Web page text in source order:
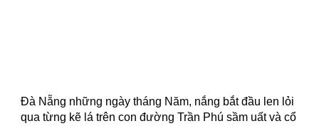
Đà Nẵng những ngày tháng Năm, nắng bắt đầu len lỏi
qua từng kẽ lá trên con đường Trần Phú sầm uất và cổ